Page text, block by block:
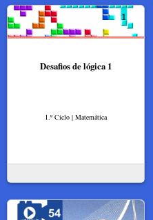
Desafios de lógica 1
1.º Ciclo | Matemática